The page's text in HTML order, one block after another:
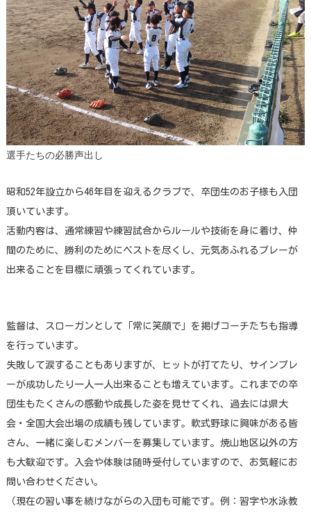
選手たちの必勝声出し
昭和52年設立から46年目を迎えるクラブで、卒団生のお子様も入団
頂いています。
活動内容は、通常練習や練習試合からルールや技術を身に着け、仲
間のために、勝利のためにベストを尽くし、元気あふれるプレーが
出来ることを目標に頑張ってくれています。
監督は、スローガンとして「常に笑顔で」を掲げコーチたちも指導
を行っています。
失敗して涙することもありますが、ヒットが打てたり、サインプレ
ーが成功したり一人一人出来ることも増えています。これまでの卒
団生もたくさんの感動や成長した姿を見せてくれ、過去には県大
会・全国大会出場の成績も残しています。軟式野球に興味がある皆
さん、一緒に楽しむメンバーを募集しています。焼山地区以外の方
も大歓迎です。入会や体験は随時受付していますので、お気軽にお
問い合わせください。
（現在の習い事を続けながらの入団も可能です。例：習字や水泳教